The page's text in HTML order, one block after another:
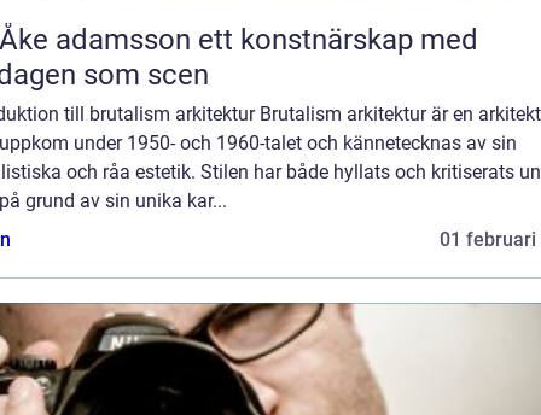
ett konstnärskap med
som scen
till brutalism arkitektur Brutalism arkitektur är en
under 1950- och 1960-talet och kännetecknas av sin
och råa estetik. Stilen har både hyllats och kritiserats
grund av sin unika kar...
01 februari